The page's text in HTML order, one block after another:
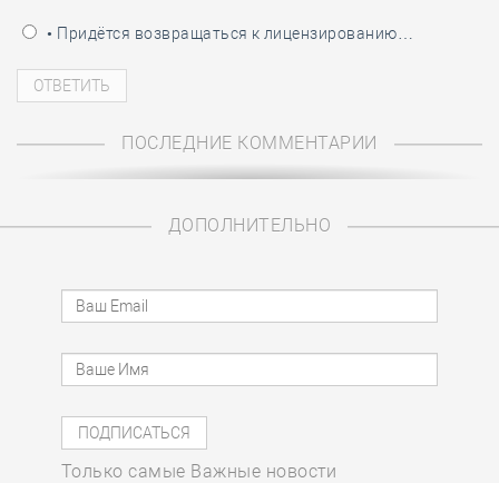
• Придётся возвращаться к лицензированию…
ПОСЛЕДНИЕ КОММЕНТАРИИ
ДОПОЛНИТЕЛЬНО
Только самые Важные новости